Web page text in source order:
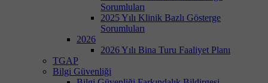
Sorumluları
2025 Yılı Klinik Bazlı Gösterge
Sorumluları
2026
2026 Yılı Bina Turu Faaliyet Planı
TGAP
Bilgi Güvenliği